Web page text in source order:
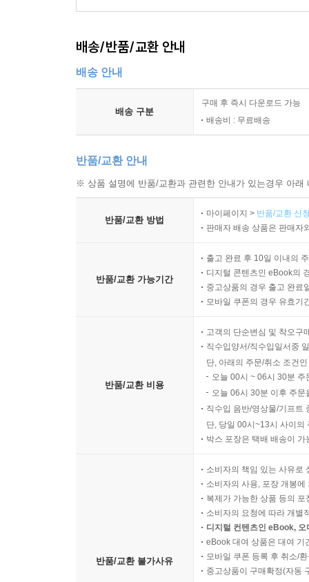
배송/반품/교환 안내
배송 안내
배송 구분
구매 후 즉시 다운로드 가능
배송비 : 무료배송
반품/교환 안내
※ 상품 설명에 반품/교환과 관련한 안내가 있는경우 아
반품/교환 방법
마이페이지 > 반품/교환 신
판매자 배송 상품은 판매자
반품/교환 가능기간
출고 완료 후 10일 이내의
디지털 콘텐츠인 eBook의
중고상품의 경우 출고 완료
모바일 쿠폰의 경우 유효기
반품/교환 비용
고객의 단순변심 및 착오구
직수입양서/직수입일서중
단, 아래의 주문/취소 조건
오늘 00시 ~ 06시 30분
오늘 06시 30분 이후 주
직수입 음반/영상물/기프트
단, 당일 00시~13시 사이의
박스 포장은 택배 배송이
반품/교환 불가사유
소비자의 책임 있는 사유로
소비자의 사용, 포장 개봉
복제가 가능한 상품 등의
소비자의 요청에 따라 개별
디지털 컨텐츠인 eBook,
eBook 대여 상품은 대여 기
모바일 쿠폰 등록 후 취소/
중고상품이 구매확정(자동